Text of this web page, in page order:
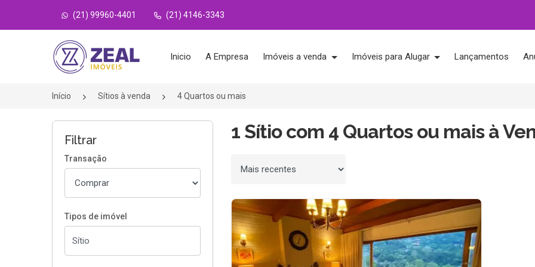
(21) 99960-4401 (21) 4146-3343
Página inicial
Inicio A Empresa Imóveis a venda Imóveis para Alugar Lançamentos
Início Sítios à venda 4 Quartos ou mais
Filtrar
Transação
Tipos de imóvel
1 Sítio com 4 Quartos ou mais à
Ordenar por